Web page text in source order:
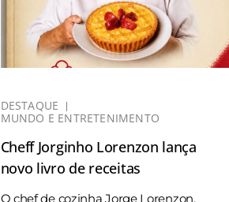
DESTAQUE
MUNDO E ENTRETENIMENTO
Cheff Jorginho Lorenzon lança
novo livro de receitas
O chef de cozinha Jorge Lorenzon,